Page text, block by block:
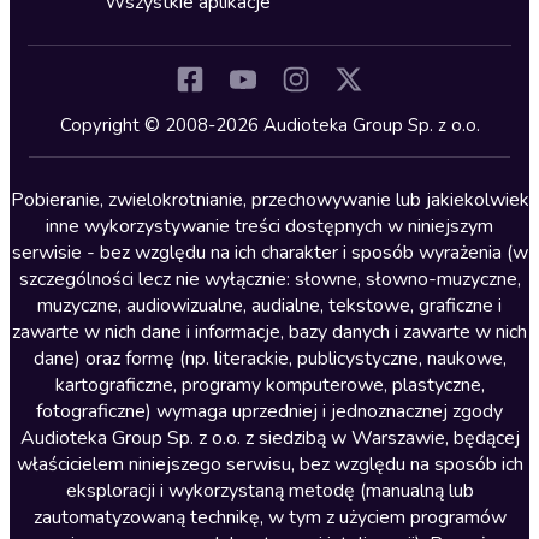
Kryminały
Lektury szkolne
Literatura anglojęzyczna
Literatura faktu
Literatura obyczajowa
Literatura piękna obca
Literatura piękna polska
Nagrania relaksacyjne
Nauka języków
Nauki humanistyczne
Podcasty i audycje
Copyright © 2008-2026 Audioteka Group Sp. z o.o.
Pobieranie, zwielokrotnianie, przechowywanie lub jakiekolwiek
inne wykorzystywanie treści dostępnych w niniejszym
serwisie - bez względu na ich charakter i sposób wyrażenia (w
szczególności lecz nie wyłącznie: słowne, słowno-muzyczne,
muzyczne, audiowizualne, audialne, tekstowe, graficzne i
zawarte w nich dane i informacje, bazy danych i zawarte w nich
dane) oraz formę (np. literackie, publicystyczne, naukowe,
kartograficzne, programy komputerowe, plastyczne,
fotograficzne) wymaga uprzedniej i jednoznacznej zgody
Audioteka Group Sp. z o.o. z siedzibą w Warszawie, będącej
właścicielem niniejszego serwisu, bez względu na sposób ich
eksploracji i wykorzystaną metodę (manualną lub
zautomatyzowaną technikę, w tym z użyciem programów